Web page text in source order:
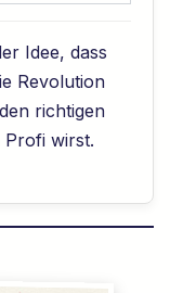
Idee, dass
Revolution
richtigen
Profi wirst.